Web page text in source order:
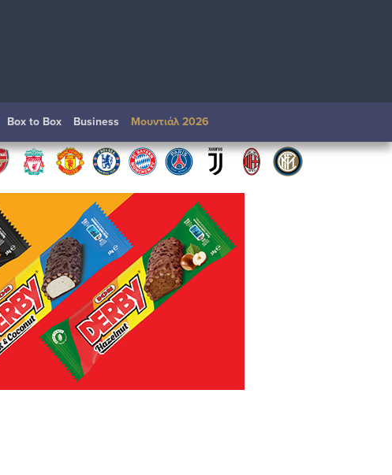
Box to Box Βusiness Μουντιάλ 2026